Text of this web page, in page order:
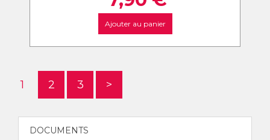
Ajouter au panier
1 2 3 >
DOCUMENTS